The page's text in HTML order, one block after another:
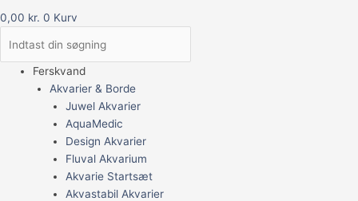
0,00 kr. 0 Kurv
Ferskvand
Akvarier & Borde
Juwel Akvarier
AquaMedic
Design Akvarier
Fluval Akvarium
Akvarie Startsæt
Akvastabil Akvarier